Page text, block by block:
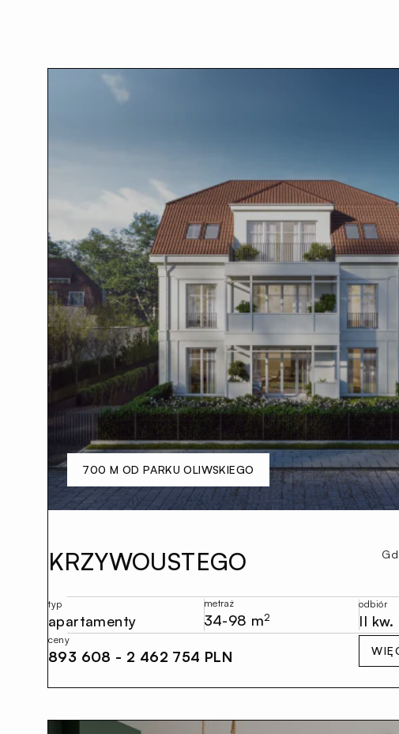
700 M OD PARKU OLIWSKIEGO
KRZYWOUSTEGO
typ
apartamenty
metraż
34-98 m2
odbiór
II
ceny
893 608 - 2 462 754 PLN